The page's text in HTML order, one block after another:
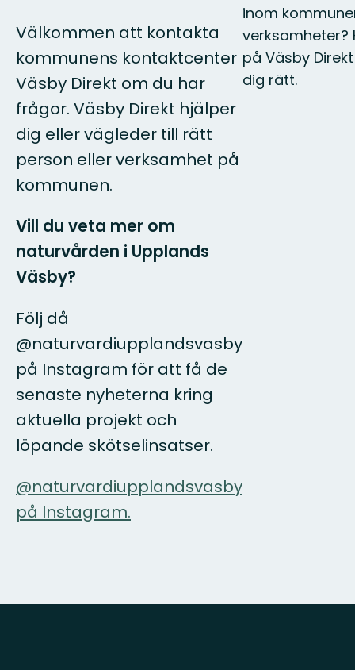
Välkommen att kontakta
kommunens kontaktcenter
Väsby Direkt om du har
frågor. Väsby Direkt hjälper
dig eller vägleder till rätt
person eller verksamhet på
kommunen.
Vill du veta mer om
naturvården i Upplands
Väsby?
Följ då
@naturvardiupplandsvasby
på Instagram för att få de
senaste nyheterna kring
aktuella projekt och
löpande skötselinsatser.
@naturvardiupplandsvasby
på Instagram.
inom
verksamheter?
på Väsby
dig rätt.